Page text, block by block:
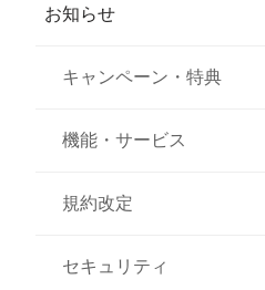
お知らせ
キャンペーン・特典
機能・サービス
規約改定
セキュリティ